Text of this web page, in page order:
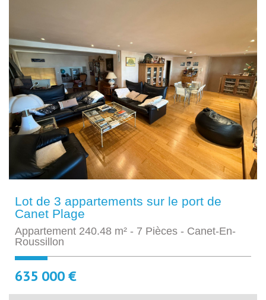
Lot de 3 appartements sur le port de
Canet Plage
Appartement 240.48 m² - 7 Pièces - Canet-En-
Roussillon
635 000 €